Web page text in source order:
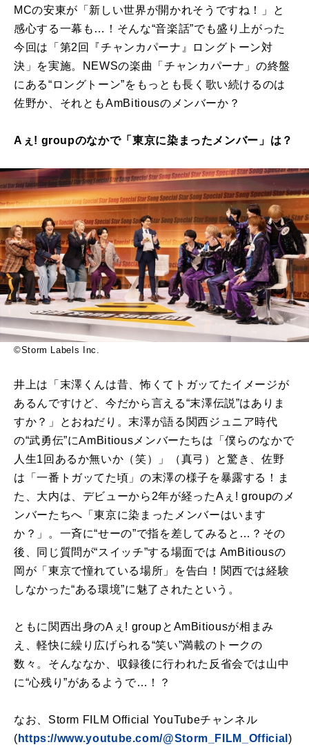
MCの安東が「新しい世界が開かれそうですね！」と
感心する一幕も…！そんな“音楽話”でも盛り上がった
今回は「第2回『チャンカパーナ』ロングトーン対
決」を実施。NEWSの楽曲「チャンカパーナ」の終盤
にある“ロングトーン”をもっとも⾧く歌い続けるのは
佐野か、それともAmBitiousのメンバーか？
Aぇ! groupのなかで「東京に染まったメンバー」は？
©Storm Labels Inc.
井上は「末澤くんは昔、怖くてトガッてたイメージが
あるんですけど、今だから言える“末澤伝説”はありま
すか？」とおねだり。末澤が語る関西ジュニア時代
の“武勇伝”にAmBitiousメンバーたちは「僕らのなかで
人生1回あるか無いか（笑）」（真弓）と驚き、佐野
は「一番トガッてた頃」の末澤の様子を暴露する！ま
た、大内は、デビューから2年が経ったAぇ! groupのメ
ンバーたちへ「東京に染まったメンバーはいます
か？」。一斉に“せーの”で指を差してみると…？その
後、同じ質問が“スイッチ”する場面では AmBitiousの
岡が「東京で憧れている場所」を告白！関西では経験
しなかった“ある環境”に魅了されたという。
ともに関西出身のAぇ! groupとAmBitiousが相まみ
え、軽快に繰り広げられる“笑い”満載のトークの
数々。そんななか、収録後に行われた反省会では山中
に“心残り”があるようで…！？
なお、Storm FILM Official YouTubeチャンネル
( https://www.youtube.com/@Storm_FILM_Official )